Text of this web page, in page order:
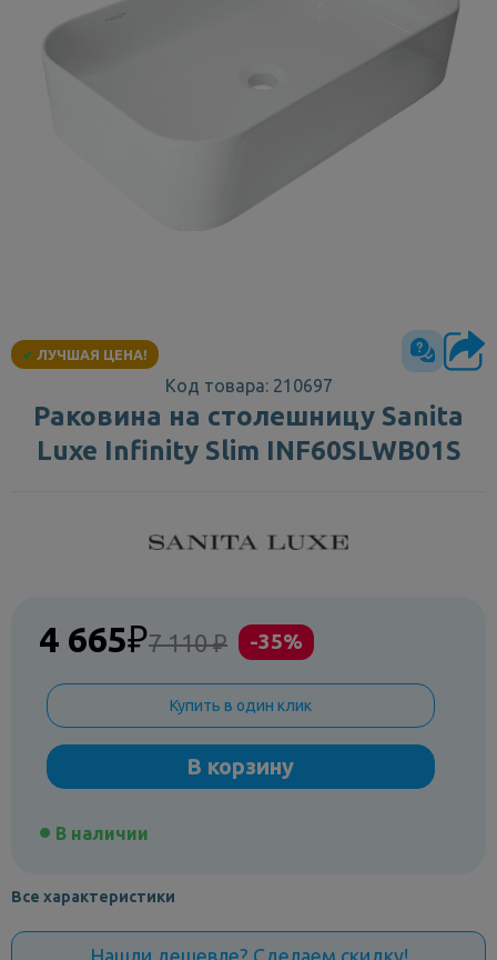
✔ ЛУЧШАЯ ЦЕНА!
Код товара: 210697
Раковина на столешницу Sanita
Luxe Infinity Slim INF60SLWB01S
4 665₽7 110 ₽ -35%
Купить в один клик
В корзину
В наличии
Все характеристики
Нашли дешевле? Сделаем скидку!